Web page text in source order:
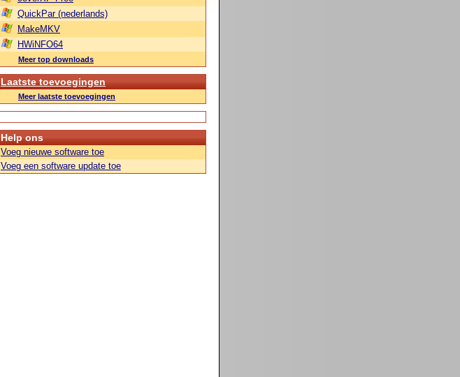
QuickPar (nederlands)
MakeMKV
HWiNFO64
Meer top downloads
Laatste toevoegingen
Meer laatste toevoegingen
Help ons
Voeg nieuwe software toe
Voeg een software update toe